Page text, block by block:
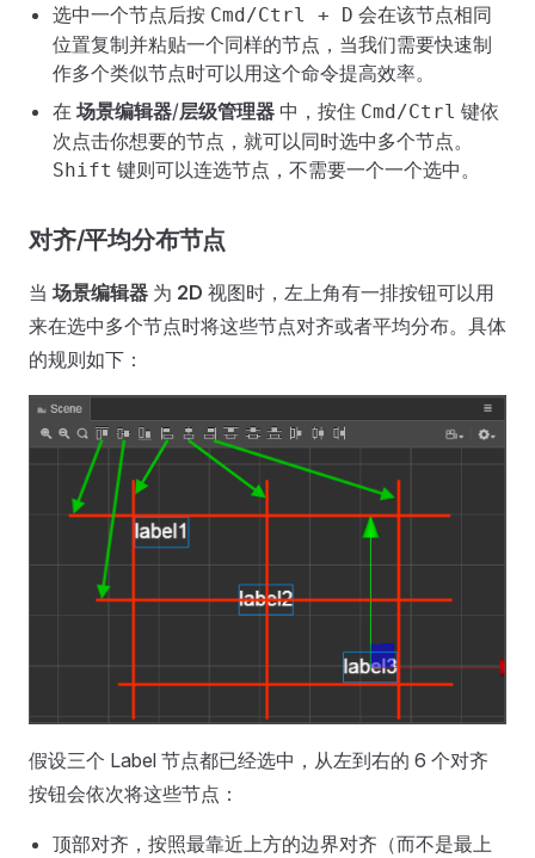
选中一个节点后按 Cmd/Ctrl + D 会在该节点相同
位置复制并粘贴一个同样的节点，当我们需要快速制
作多个类似节点时可以用这个命令提高效率。
在 场景编辑器/层级管理器 中，按住 Cmd/Ctrl 键依
次点击你想要的节点，就可以同时选中多个节点。
Shift 键则可以连选节点，不需要一个一个选中。
对齐/平均分布节点
当 场景编辑器 为 2D 视图时，左上角有一排按钮可以用
来在选中多个节点时将这些节点对齐或者平均分布。具体
的规则如下：
假设三个 Label 节点都已经选中，从左到右的 6 个对齐
按钮会依次将这些节点：
顶部对齐，按照最靠近上方的边界对齐（而不是最上